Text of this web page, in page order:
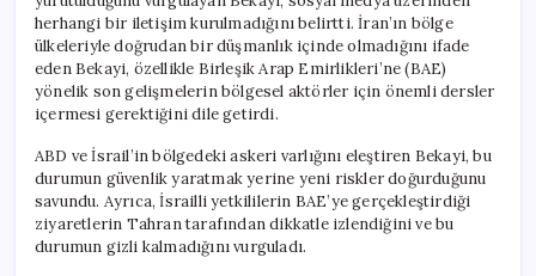
herhangi bir iletişim kurulmadığını belirtti. İran’ın bölge
ülkeleriyle doğrudan bir düşmanlık içinde olmadığını ifade
eden Bekayi, özellikle Birleşik Arap Emirlikleri’ne (BAE)
yönelik son gelişmelerin bölgesel aktörler için önemli dersler
içermesi gerektiğini dile getirdi.
ABD ve İsrail’in bölgedeki askeri varlığını eleştiren Bekayi, bu
durumun güvenlik yaratmak yerine yeni riskler doğurduğunu
savundu. Ayrıca, İsrailli yetkililerin BAE’ye gerçekleştirdiği
ziyaretlerin Tahran tarafından dikkatle izlendiğini ve bu
durumun gizli kalmadığını vurguladı.